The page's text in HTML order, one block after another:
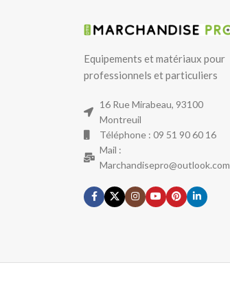
Equipements et matériaux pour
professionnels et particuliers
16 Rue Mirabeau, 93100
Montreuil
Téléphone : 09 51 90 60 16
Mail :
Marchandisepro@outlook.com